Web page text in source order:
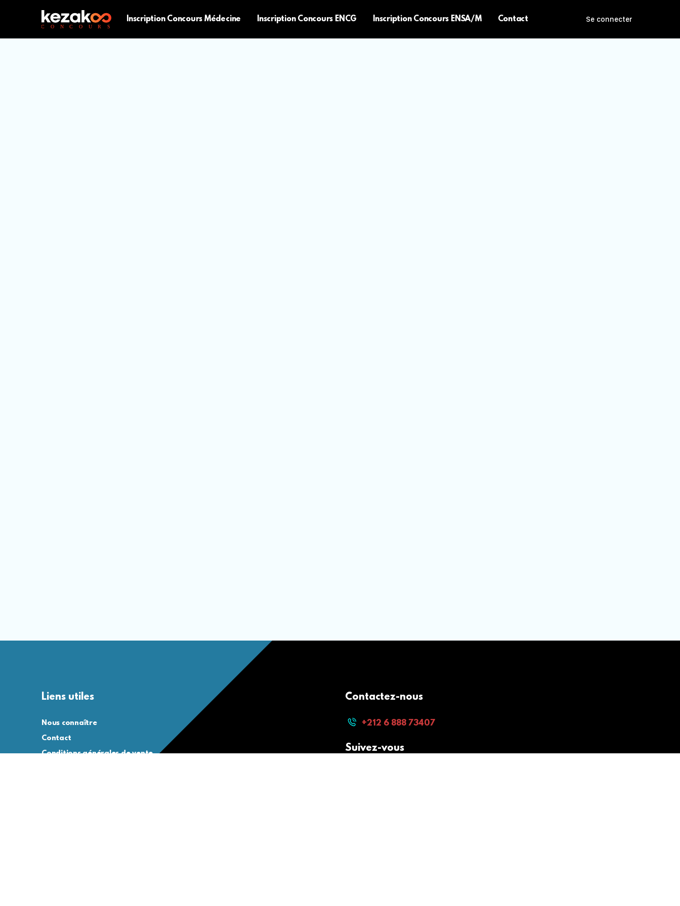
Inscription Concours Médecine Inscription Concours ENCG Inscription Concours ENSA/M Contact Se connecter
Liens utiles
Nous connaître
Contact
Conditions générales de vente
Contactez-nous
+212 6 888 73407
Suivez-vous